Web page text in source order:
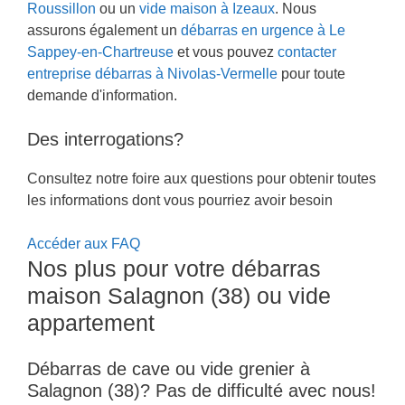
Roussillon ou un vide maison à Izeaux. Nous
assurons également un débarras en urgence à Le
Sappey-en-Chartreuse et vous pouvez contacter
entreprise débarras à Nivolas-Vermelle pour toute
demande d'information.
Des interrogations?
Consultez notre foire aux questions pour obtenir toutes
les informations dont vous pourriez avoir besoin
Accéder aux FAQ
Nos plus pour votre débarras
maison Salagnon (38) ou vide
appartement
Débarras de cave ou vide grenier à
Salagnon (38)? Pas de difficulté avec nous!